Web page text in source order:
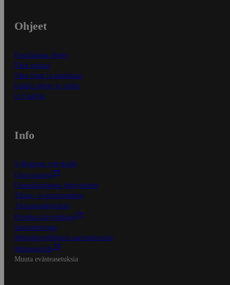
Ohjeet
Ensitilaajan ohjeet
Näin maksat
Näin tilaat ja muokkaat
Kaikki ohjeet ja vinkit
In English
Info
S-Business yrityksille
Oiva-raportit
Osuuskauppojen yhteystiedot
Tilaus- ja toimitusehdot
Tietosuojakäytäntö
Palvelun käyttöehdot
Saavutettavuus
Mobiilisovelluksen saavutettavuus
Mainostajalle
Muuta evästeasetuksia